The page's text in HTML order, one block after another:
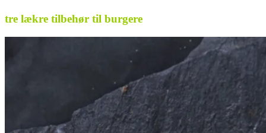
tre lækre tilbehør til burgere